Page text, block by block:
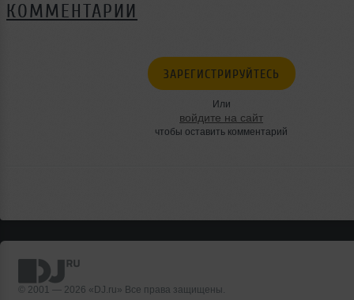
КОММЕНТАРИИ
ЗАРЕГИСТРИРУЙТЕСЬ
Или
войдите на сайт
чтобы оставить комментарий
© 2001 — 2026 «DJ.ru» Все права защищены.